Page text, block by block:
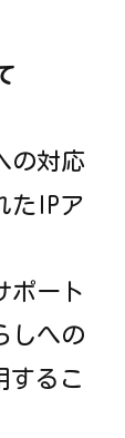
の対応
たIPア
ポート
しへの
するこ